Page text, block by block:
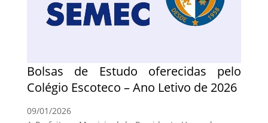
Bolsas de Estudo oferecidas pelo
Colégio Escoteco – Ano Letivo de 2026
09/01/2026